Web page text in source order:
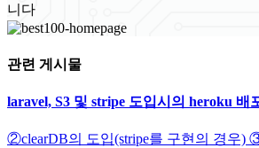
니다
관련 게시물
laravel, S3 및 stripe 도입시의 heroku 배
②clearDB의 도입(stripe를 구현의 경우)